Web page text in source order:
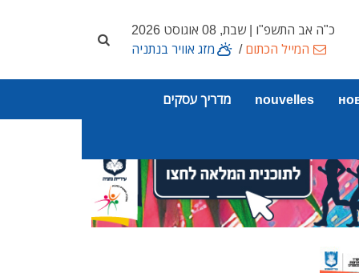
כ"ה אב התשפ"ו | שבת, 08 אוגוסט 2026
המייל הכתום/ מזג אוויר בנתניה
nouvelles מדריך עסקים